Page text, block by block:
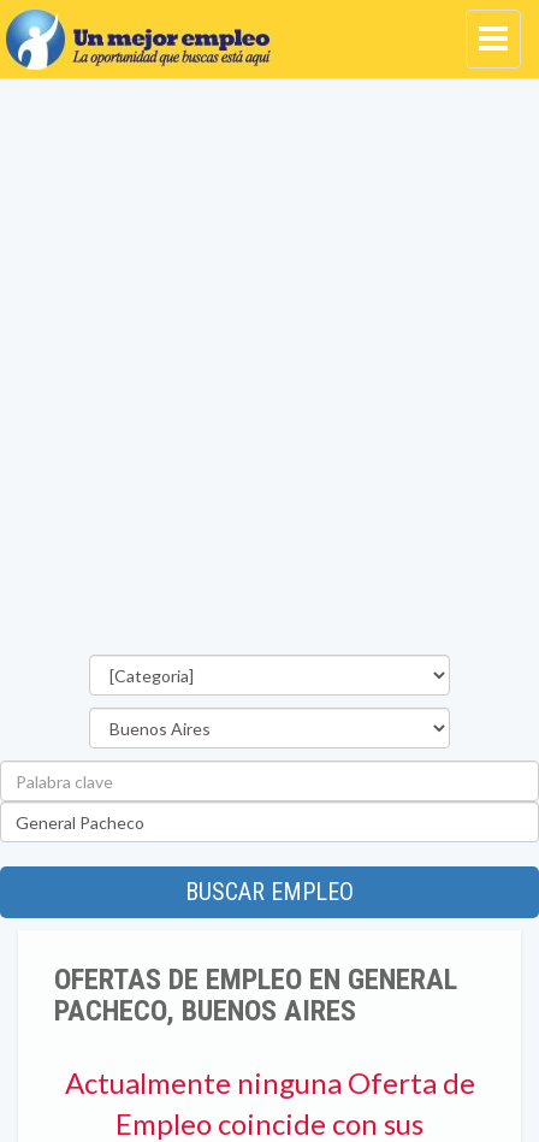
BUSCAR EMPLEO
OFERTAS DE EMPLEO EN GENERAL
PACHECO, BUENOS AIRES
Actualmente ninguna Oferta de
Empleo coincide con sus